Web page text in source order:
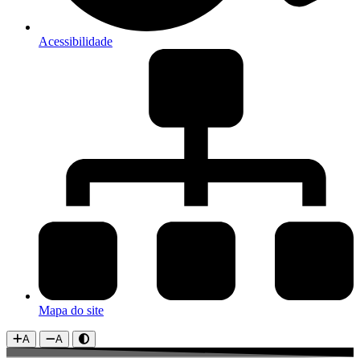
Acessibilidade
Mapa do site
A A